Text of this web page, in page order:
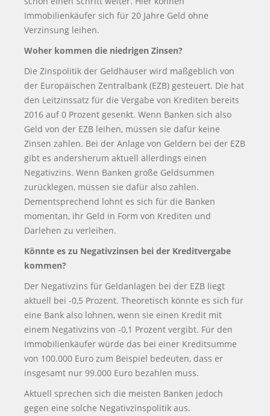
Immobilienkäufer sich für 20 Jahre Geld ohne
Verzinsung leihen.
Woher kommen die niedrigen Zinsen?
Die Zinspolitik der Geldhäuser wird maßgeblich von
der Europäischen Zentralbank (EZB) gesteuert. Die hat
den Leitzinssatz für die Vergabe von Krediten bereits
2016 auf 0 Prozent gesenkt. Wenn Banken sich also
Geld von der EZB leihen, müssen sie dafür keine
Zinsen zahlen. Bei der Anlage von Geldern bei der EZB
gibt es andersherum aktuell allerdings einen
Negativzins. Wenn Banken große Geldsummen
zurücklegen, müssen sie dafür also zahlen.
Dementsprechend lohnt es sich für die Banken
momentan, ihr Geld in Form von Krediten und
Darlehen zu verleihen.
Könnte es zu Negativzinsen bei der Kreditvergabe
kommen?
Der Negativzins für Geldanlagen bei der EZB liegt
aktuell bei -0,5 Prozent. Theoretisch könnte es sich für
eine Bank also lohnen, wenn sie einen Kredit mit
einem Negativzins von -0,1 Prozent vergibt. Für den
Immobilienkäufer würde das bei einer Kreditsumme
von 100.000 Euro zum Beispiel bedeuten, dass er
insgesamt nur 99.000 Euro bezahlen muss.
Aktuell sprechen sich die meisten Banken jedoch
gegen eine solche Negativzinspolitik aus.